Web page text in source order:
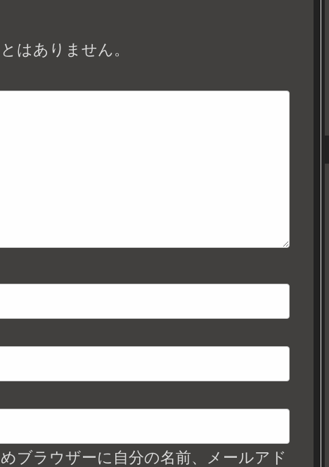
はありません。
ブラウザーに自分の名前、メールアド